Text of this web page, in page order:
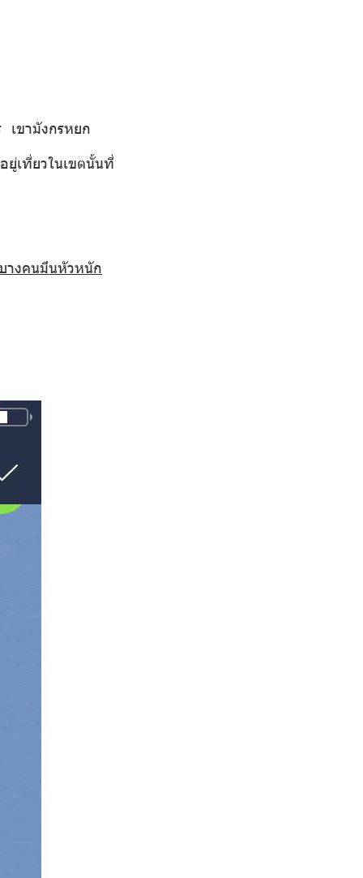
เขามังกรหยก
ยู่เที่ยวในเขตนั้นที่
างคนมึนหัวหนัก